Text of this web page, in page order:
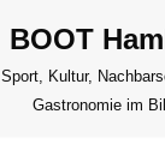
BOOT
Sport, Kultur,
Gastronomie im